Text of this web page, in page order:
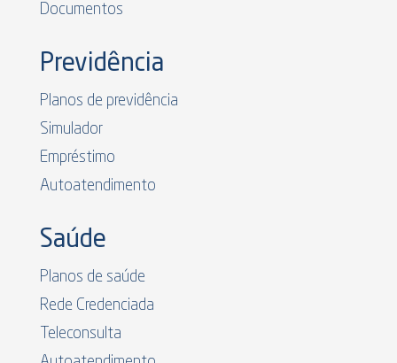
Documentos
Previdência
Planos de previdência
Simulador
Empréstimo
Autoatendimento
Saúde
Planos de saúde
Rede Credenciada
Teleconsulta